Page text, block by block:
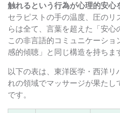
触れるという行為が心理的安心
セラピストの手の温度、圧の
らは全て、言葉を超えた「安心
この非言語的コミュニケーシ
感的傾聴」と同じ構造を持ちま
以下の表は、東洋医学・西洋
れの領域でマッサージが果たし
です。